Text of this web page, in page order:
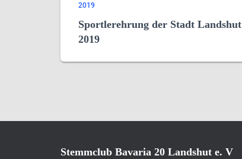
2019
Sportlerehrung der Stadt Landshut
2019
Stemmclub Bavaria 20 Landshut e. V